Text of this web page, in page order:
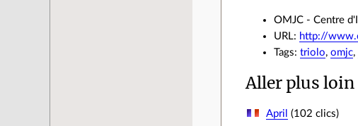
OMJC - Centre
URL: http://
Tags:triolo,omjc,
Aller plus loin
April (102 clics)